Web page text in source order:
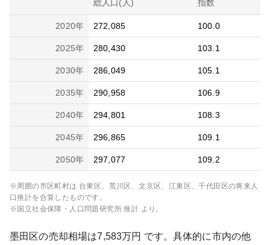
総人口(人) 指数
2020年 272,085 100.0
2025年 280,430 103.1
2030年 286,049 105.1
2035年 290,958 106.9
2040年 294,801 108.3
2045年 296,865 109.1
2050年 297,077 109.2
※周囲の市区町村は 台東区、荒川区、文京区、江東区、千代田区の将来人
口推計を合算したものです。
※国立社会保障・人口問題研究所 推計 より。
墨田区の売却相場は7,583万円 です。具体的に市内の他